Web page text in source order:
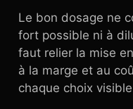
Le bon dosage ne
fort possible ni à
faut relier la mise
à la marge et au
chaque choix